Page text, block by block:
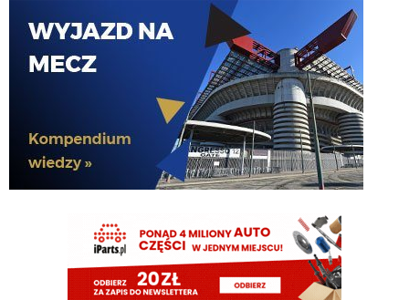
Diaby w Leverkusen
Kredence 06.08.2026 15:21
Rok temu był płacz, że zatrudnili Chivu, dzisiaj jak widać znów mieli rację
dyrektorzy, ale dla zaślepionych nic nie ma znaczenia, stajnia ausiliasza itp
Kredence
Inter od 6-7 lat mimo ograniczonych finansów ma najlepszy zespół w lidze i
poza jednym sezonem z Inzaghim bije się o scudetto. To jest miara pracy
06.08.2026 15:01
Kolejne podziękowania kieruję do oaktree, które wierzy w projekt sportowy
Interu i wspaniale zarządza klubem, dając mu możliwości rozwoju i
budowania kadry na miarę oczekiwań, tj. Top4 Serie A i walki w LM.